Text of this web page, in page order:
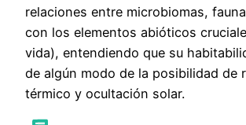
relaciones entre microbiomas,
con los elementos abióticos
vida), entendiendo que su
de algún modo de la posibilidad de
térmico y ocultación solar.